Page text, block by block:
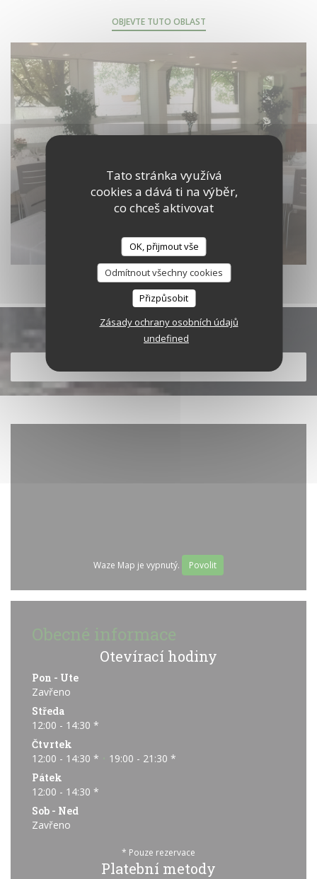
Tato stránka využívá
cookies a dává ti na výběr,
co chceš aktivovat
OK, přijmout vše
Odmítnout všechny cookies
Přizpůsobit
Zásady ochrany osobních údajů
undefined
OBJEVTE TUTO OBLAST
Objevte naše menu
Waze Map je vypnutý. Povolit
Obecné informace
Otevírací hodiny
Pon - Ute
Zavřeno
Středa
12:00 - 14:30 *
Čtvrtek
12:00 - 14:30 * • 19:00 - 21:30 *
Pátek
12:00 - 14:30 *
Sob - Ned
Zavřeno
* Pouze rezervace
Platební metody